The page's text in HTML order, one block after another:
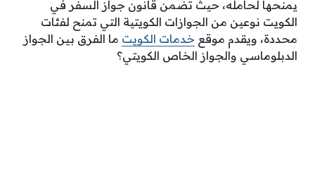
يمنحها لحامله، حيث تضمن قانون جواز السفر في
الكويت نوعين من الجوازات الكويتية التي تمنح لفئات
محددة، ويقدم موقع خدمات الكويت ما الفرق بين الجواز
الدبلوماسي والجواز الخاص الكويتي؟